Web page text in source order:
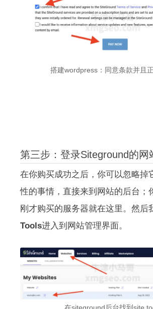
搭建wordpress：同意条款并且
第三步：登录Siteground的网
在你购买成功之后，你可以忽略掉
性的事情，直接来到网站的后台；
刚才购买的服务器就在这里。然后
Tools进入到网站管理界面。